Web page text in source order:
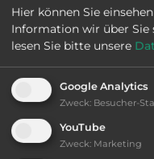
Ausstattung:
bis 15,- Euro
Hier können Sie
Information wir über Sie
lesen Sie bitte unsere
Google Analytics
Zweck: Besucher-
YouTube
Zweck: Marketing